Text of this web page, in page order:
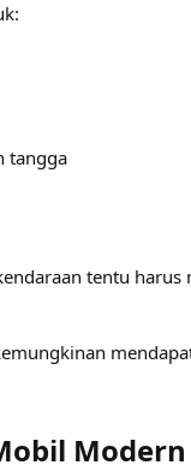
tangga
tentu